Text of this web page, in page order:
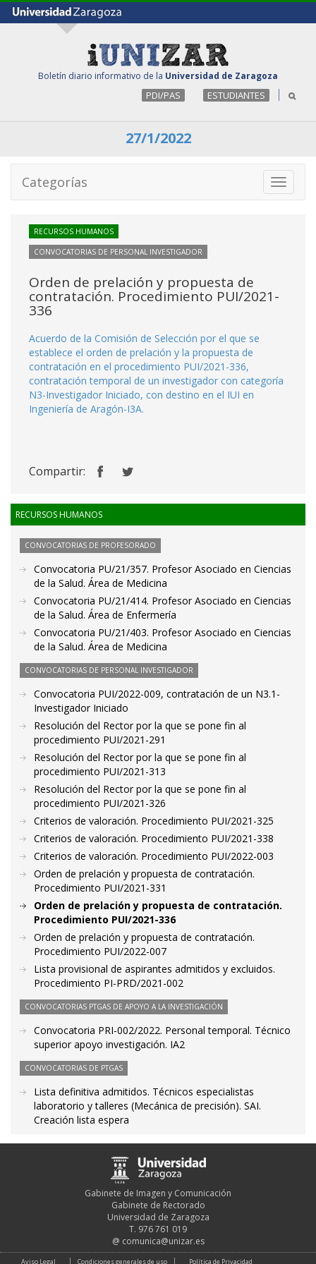
Boletín diario informativo de la Universidad de Zaragoza
PDI/PAS ESTUDIANTES
27/1/2022
Toggle
Categorías
RECURSOS HUMANOS
CONVOCATORIAS DE PERSONAL INVESTIGADOR
Orden de prelación y propuesta de
contratación. Procedimiento PUI/2021-
336
Acuerdo de la Comisión de Selección por el que se
establece el orden de prelación y la propuesta de
contratación en el procedimiento PUI/2021-336,
contratación temporal de un investigador con categoría
N3-Investigador Iniciado, con destino en el IUI en
Ingeniería de Aragón-I3A.
Compartir:
RECURSOS HUMANOS
CONVOCATORIAS DE PROFESORADO
Convocatoria PU/21/357. Profesor Asociado en Ciencias
de la Salud. Área de Medicina
Convocatoria PU/21/414. Profesor Asociado en Ciencias
de la Salud. Área de Enfermería
Convocatoria PU/21/403. Profesor Asociado en Ciencias
de la Salud. Área de Medicina
CONVOCATORIAS DE PERSONAL INVESTIGADOR
Convocatoria PUI/2022-009, contratación de un N3.1-
Investigador Iniciado
Resolución del Rector por la que se pone fin al
procedimiento PUI/2021-291
Resolución del Rector por la que se pone fin al
procedimiento PUI/2021-313
Resolución del Rector por la que se pone fin al
procedimiento PUI/2021-326
Criterios de valoración. Procedimiento PUI/2021-325
Criterios de valoración. Procedimiento PUI/2021-338
Criterios de valoración. Procedimiento PUI/2022-003
Orden de prelación y propuesta de contratación.
Procedimiento PUI/2021-331
Orden de prelación y propuesta de contratación.
Procedimiento PUI/2021-336
Orden de prelación y propuesta de contratación.
Procedimiento PUI/2022-007
Lista provisional de aspirantes admitidos y excluidos.
Procedimiento PI-PRD/2021-002
CONVOCATORIAS PTGAS DE APOYO A LA INVESTIGACIÓN
Convocatoria PRI-002/2022. Personal temporal. Técnico
superior apoyo investigación. IA2
CONVOCATORIAS DE PTGAS
Lista definitiva admitidos. Técnicos especialistas
laboratorio y talleres (Mecánica de precisión). SAI.
Creación lista espera
Gabinete de Imagen y Comunicación
Gabinete de Rectorado
Universidad de Zaragoza
T. 976 761 019
@ comunica@unizar.es
Aviso Legal Condiciones generales de uso Política de Privacidad